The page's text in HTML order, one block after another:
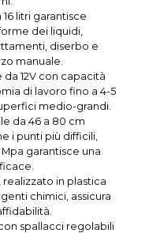
litri garantisce
dei liquidi,
diserbo e
manuale.
12V con capacità
di lavoro fino a 4-5
medio-grandi.
da 46 a 80 cm
i punti più difficili,
garantisce una
realizzato in plastica
chimici, assicura
spallacci regolabili